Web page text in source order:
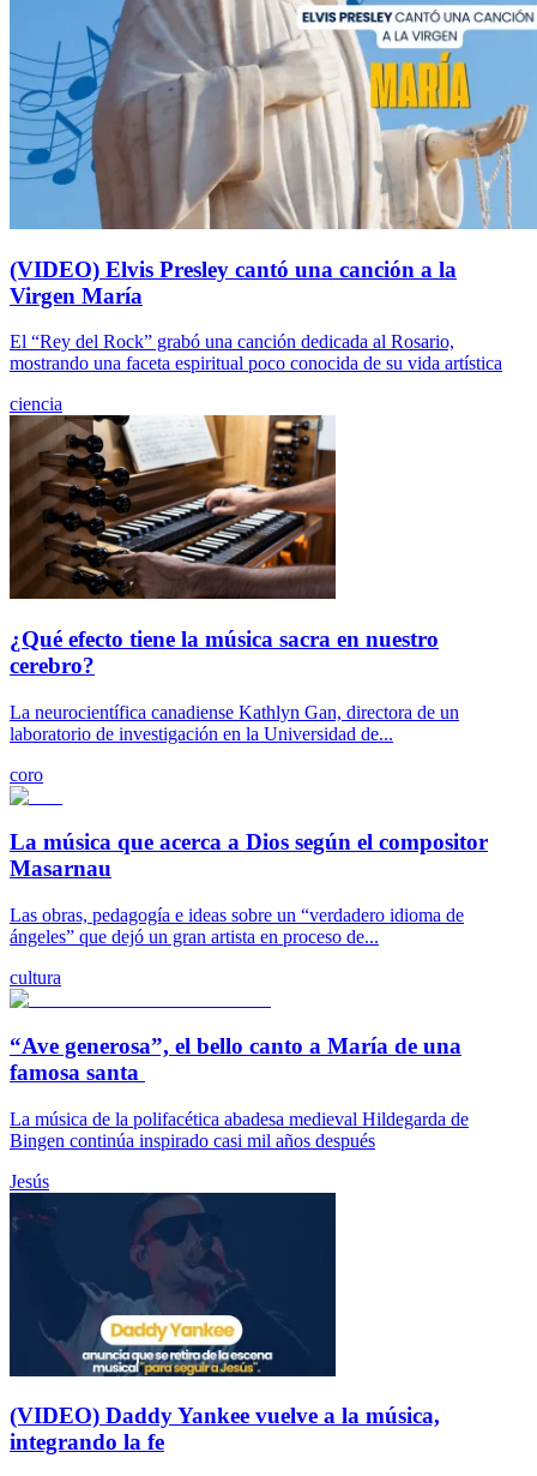
(VIDEO) Elvis Presley cantó una canción a la
Virgen María
El “Rey del Rock” grabó una canción dedicada al Rosario,
mostrando una faceta espiritual poco conocida de su vida artística
ciencia
¿Qué efecto tiene la música sacra en nuestro
cerebro?
La neurocientífica canadiense Kathlyn Gan, directora de un
laboratorio de investigación en la Universidad de...
coro
La música que acerca a Dios según el compositor
Masarnau
Las obras, pedagogía e ideas sobre un “verdadero idioma de
ángeles” que dejó un gran artista en proceso de...
cultura
“Ave generosa”, el bello canto a María de una
famosa santa
La música de la polifacética abadesa medieval Hildegarda de
Bingen continúa inspirado casi mil años después
Jesús
(VIDEO) Daddy Yankee vuelve a la música,
integrando la fe